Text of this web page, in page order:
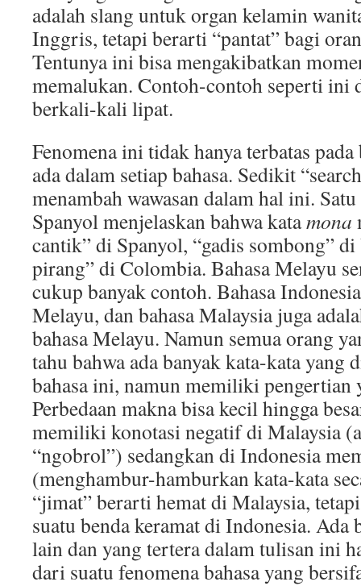
adalah slang untuk organ kelamin
Inggris, tetapi berarti “pantat” bagi
Tentunya ini bisa mengakibatkan
memalukan. Contoh-contoh seperti ini
berkali-kali lipat.
Fenomena ini tidak hanya terbatas
ada dalam setiap bahasa. Sedikit
menambah wawasan dalam hal ini.
Spanyol menjelaskan bahwa katamona
cantik” di Spanyol, “gadis sombong” di
pirang” di Colombia. Bahasa Melayu
cukup banyak contoh. Bahasa
Melayu, dan bahasa Malaysia juga
bahasa Melayu. Namun semua orang
tahu bahwa ada banyak kata-kata
bahasa ini, namun memiliki pengertian
Perbedaan makna bisa kecil hingga
memiliki konotasi negatif di Malaysia
“ngobrol”) sedangkan di Indonesia
(menghambur-hamburkan kata-kata
“jimat” berarti hemat di Malaysia,
suatu benda keramat di Indonesia. Ada
lain dan yang tertera dalam tulisan ini
dari suatu fenomena bahasa yang